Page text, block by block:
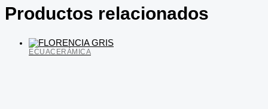
Productos relacionados
ECUACERÁMICA